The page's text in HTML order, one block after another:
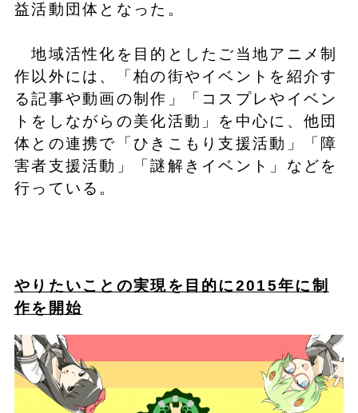
益活動団体となった。
地域活性化を目的としたご当地アニメ制
作以外には、「柏の街やイベントを紹介す
る記事や動画の制作」「コスプレやイベン
トをしながらの美化活動」を中心に、他団
体との連携で「ひきこもり支援活動」「障
害者支援活動」「謎解きイベント」などを
行っている。
やりたいことの実現を目的に2015年に制
作を開始